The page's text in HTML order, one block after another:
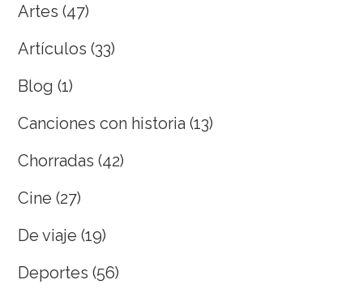
Artes (47)
Artículos (33)
Blog (1)
Canciones con historia (13)
Chorradas (42)
Cine (27)
De viaje (19)
Deportes (56)